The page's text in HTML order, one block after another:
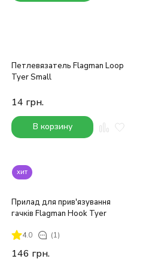
Петлевязатель Flagman Loop
Tyer Small
14 грн.
В корзину
хит
Прилад для прив'язування
гачків Flagman Hook Tyer
4.0 (1)
146 грн.